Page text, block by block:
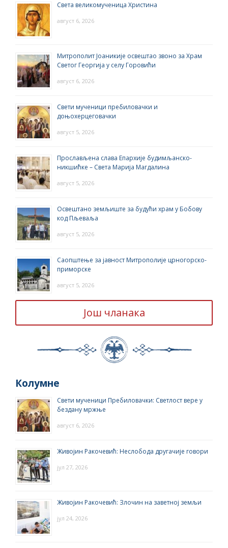
Света великомученица Христина
август 6, 2026
Митрополит Јоаникије освештао звоно за Храм
Светог Георгија у селу Горовићи
август 6, 2026
Свети мученици пребиловачки и
доњохерцеговачки
август 5, 2026
Прослављена слава Епархије будимљанско-
никшићке – Света Марија Магдалина
август 5, 2026
Освештано земљиште за будући храм у Бобову
код Пљеваља
август 5, 2026
Саопштење за јавност Митрополије црногорско-
приморске
август 5, 2026
Још чланака
Колумне
Свети мученици Пребиловачки: Светлост вере у
бездану мржње
август 6, 2026
Живојин Ракочевић: Неслобода другачије говори
јул 27, 2026
Живојин Ракочевић: Злочин на заветној земљи
јул 24, 2026